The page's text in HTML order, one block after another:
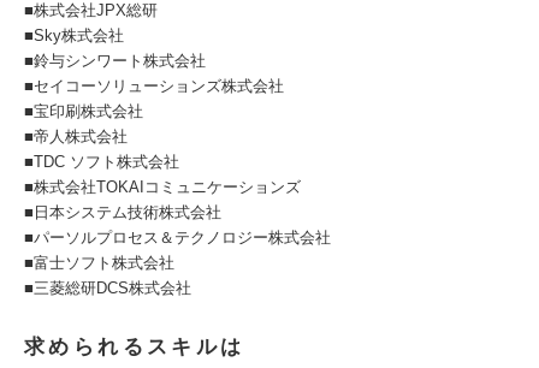
■株式会社JPX総研
■Sky株式会社
■鈴与シンワート株式会社
■セイコーソリューションズ株式会社
■宝印刷株式会社
■帝人株式会社
■TDC ソフト株式会社
■株式会社TOKAIコミュニケーションズ
■日本システム技術株式会社
■パーソルプロセス＆テクノロジー株式会社
■富士ソフト株式会社
■三菱総研DCS株式会社
求められるスキルは